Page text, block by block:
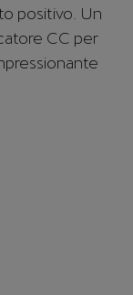
positivo. Un
CC per